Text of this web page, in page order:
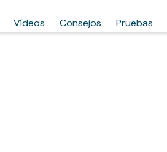
Vídeos Consejos Pruebas